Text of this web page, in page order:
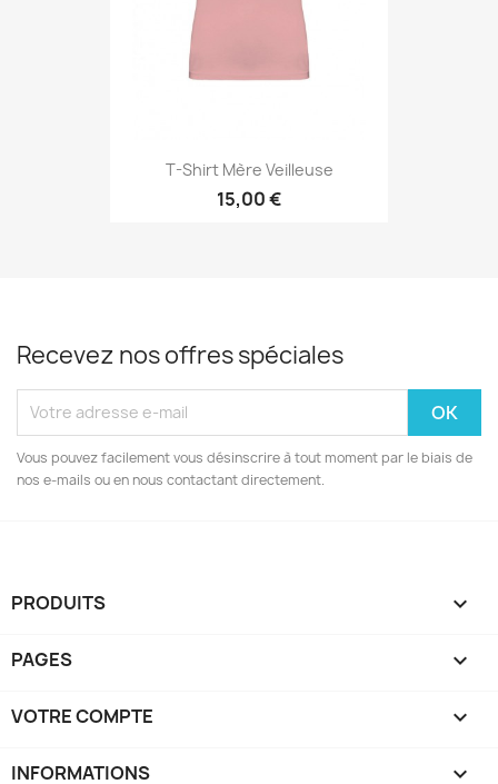
T-Shirt Mère Veilleuse
15,00 €
Recevez nos offres spéciales
Vous pouvez facilement vous désinscrire à tout moment par le biais de
nos e-mails ou en nous contactant directement.
PRODUITS 
PAGES 
VOTRE COMPTE 
INFORMATIONS keyboard_arrow_down